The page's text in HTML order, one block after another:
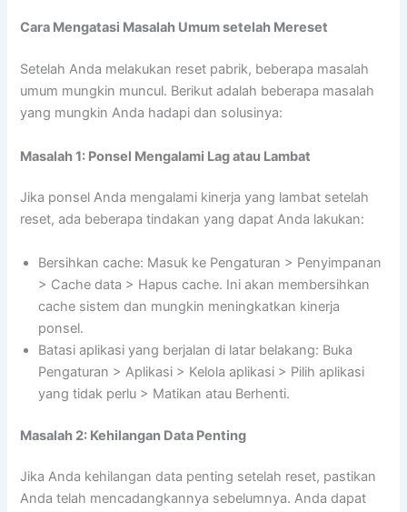
Cara Mengatasi Masalah Umum setelah Mereset
Setelah Anda melakukan reset pabrik, beberapa masalah
umum mungkin muncul. Berikut adalah beberapa masalah
yang mungkin Anda hadapi dan solusinya:
Masalah 1: Ponsel Mengalami Lag atau Lambat
Jika ponsel Anda mengalami kinerja yang lambat setelah
reset, ada beberapa tindakan yang dapat Anda lakukan:
Bersihkan cache: Masuk ke Pengaturan > Penyimpanan
> Cache data > Hapus cache. Ini akan membersihkan
cache sistem dan mungkin meningkatkan kinerja
ponsel.
Batasi aplikasi yang berjalan di latar belakang: Buka
Pengaturan > Aplikasi > Kelola aplikasi > Pilih aplikasi
yang tidak perlu > Matikan atau Berhenti.
Masalah 2: Kehilangan Data Penting
Jika Anda kehilangan data penting setelah reset, pastikan
Anda telah mencadangkannya sebelumnya. Anda dapat